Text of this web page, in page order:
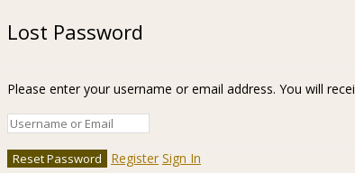
Lost Password
Please enter your username or email address. You will
Register Sign In